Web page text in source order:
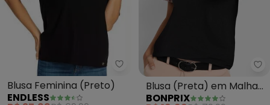
Endless - Blusa Feminina
Blusa Feminina (Preto)
ENDLESS
Blusa (Preta) em Malha
de Viscose
BONPRIX